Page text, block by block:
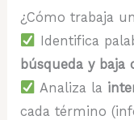
¿Cómo trabaja
Identifica
búsqueda y baja
Analiza la
cada término